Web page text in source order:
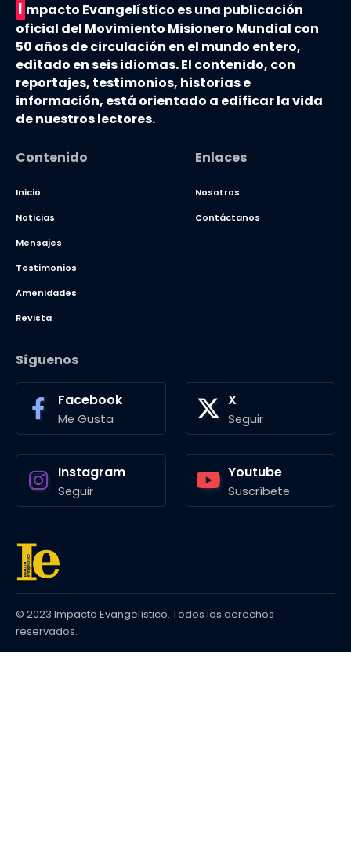
I mpacto Evangelístico es una publicación
oficial del Movimiento Misionero Mundial con
50 años de circulación en el mundo entero,
editado en seis idiomas. El contenido, con
reportajes, testimonios, historias e
información, está orientado a edificar la vida
de nuestros lectores.
Contenido
Inicio
Noticias
Mensajes
Testimonios
Amenidades
Revista
Enlaces
Nosotros
Contáctanos
Síguenos
Facebook
Me Gusta
X
Seguir
Instagram
Seguir
Youtube
Suscríbete
© 2023 Impacto Evangelístico. Todos los derechos
reservados.